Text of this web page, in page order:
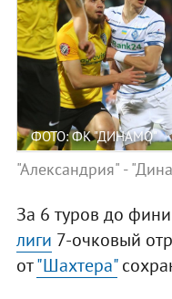
ФОТО: ФК "ДИНАМО"
"Александрия" -
За 6 туров до
лиги 7-очковый
от"Шахтера"